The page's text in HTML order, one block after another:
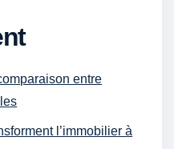
entre
l’immobilier à